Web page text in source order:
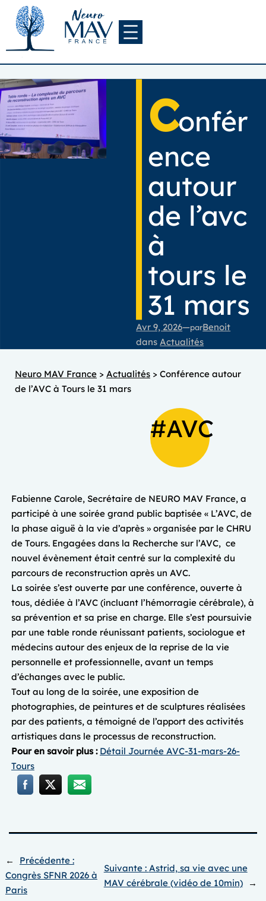
Aller
contenu
confér
ence
autour
de l’avc
à
tours le
31 mars
Avr 9, 2026—parBenoit
dansActualités
Neuro MAV France > Actualités > Conférence autour
de l’AVC à Tours le 31 mars
#AVC
Fabienne Carole, Secrétaire de NEURO MAV France, a
participé à une soirée grand public baptisée « L’AVC, de
la phase aiguë à la vie d’après » organisée par le CHRU
de Tours. Engagées dans la Recherche sur l’AVC, ce
nouvel évènement était centré sur la complexité du
parcours de reconstruction après un AVC.
La soirée s’est ouverte par une conférence, ouverte à
tous, dédiée à l’AVC (incluant l’hémorragie cérébrale), à
sa prévention et sa prise en charge. Elle s’est poursuivie
par une table ronde réunissant patients, sociologue et
médecins autour des enjeux de la reprise de la vie
personnelle et professionnelle, avant un temps
d’échanges avec le public.
Tout au long de la soirée, une exposition de
photographies, de peintures et de sculptures réalisées
par des patients, a témoigné de l’apport des activités
artistiques dans le processus de reconstruction.
Pour en savoir plus : Détail Journée AVC-31-mars-26-
Tours
←
Précédente :
Congrès SFNR 2026 à
Paris
Suivante : Astrid, sa vie avec une
MAV cérébrale (vidéo de 10min)
→